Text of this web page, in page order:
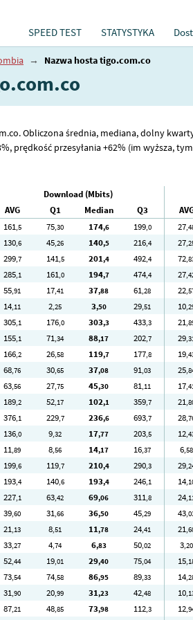
SPEED TEST STATYSTYKA
→ Nazwa hosta tigo.com.co
Obliczona średnia, mediana, dolny
prędkość przesyłania +62% (im wyższa,
Download (Mbits)
AVG Q1 Median Q3
161,5 75,30 174,6 199,0 27
130,6 45,26 140,5 216,4 27
299,7 141,5 201,4 492,4 72
285,1 161,0 194,7 474,4 27
55,91 17,41 37,88 61,28 22
14,11 2,25 3,50 29,51 10
305,1 176,0 303,3 433,3 21
155,1 71,34 88,17 202,7 29
166,2 26,58 119,7 177,8 19
68,76 30,65 37,08 91,03 25
63,56 27,75 45,30 81,11 17
189,2 52,17 102,1 359,7 21
376,1 229,7 236,6 693,7 28
136,0 9,32 17,77 203,5 12
11,89 8,56 14,17 16,37 6,58
199,6 119,7 210,4 290,3 29
193,4 140,6 193,4 246,1 14
227,1 63,42 69,06 311,8 24
39,60 31,66 36,50 45,29 43
21,13 8,51 11,78 24,41 21
33,27 4,74 6,83 50,02 3,20
52,44 19,01 29,40 75,04 15
73,54 74,58 86,95 89,33 14
31,90 20,99 31,23 42,48 10
87,21 48,85 73,98 112,3 12